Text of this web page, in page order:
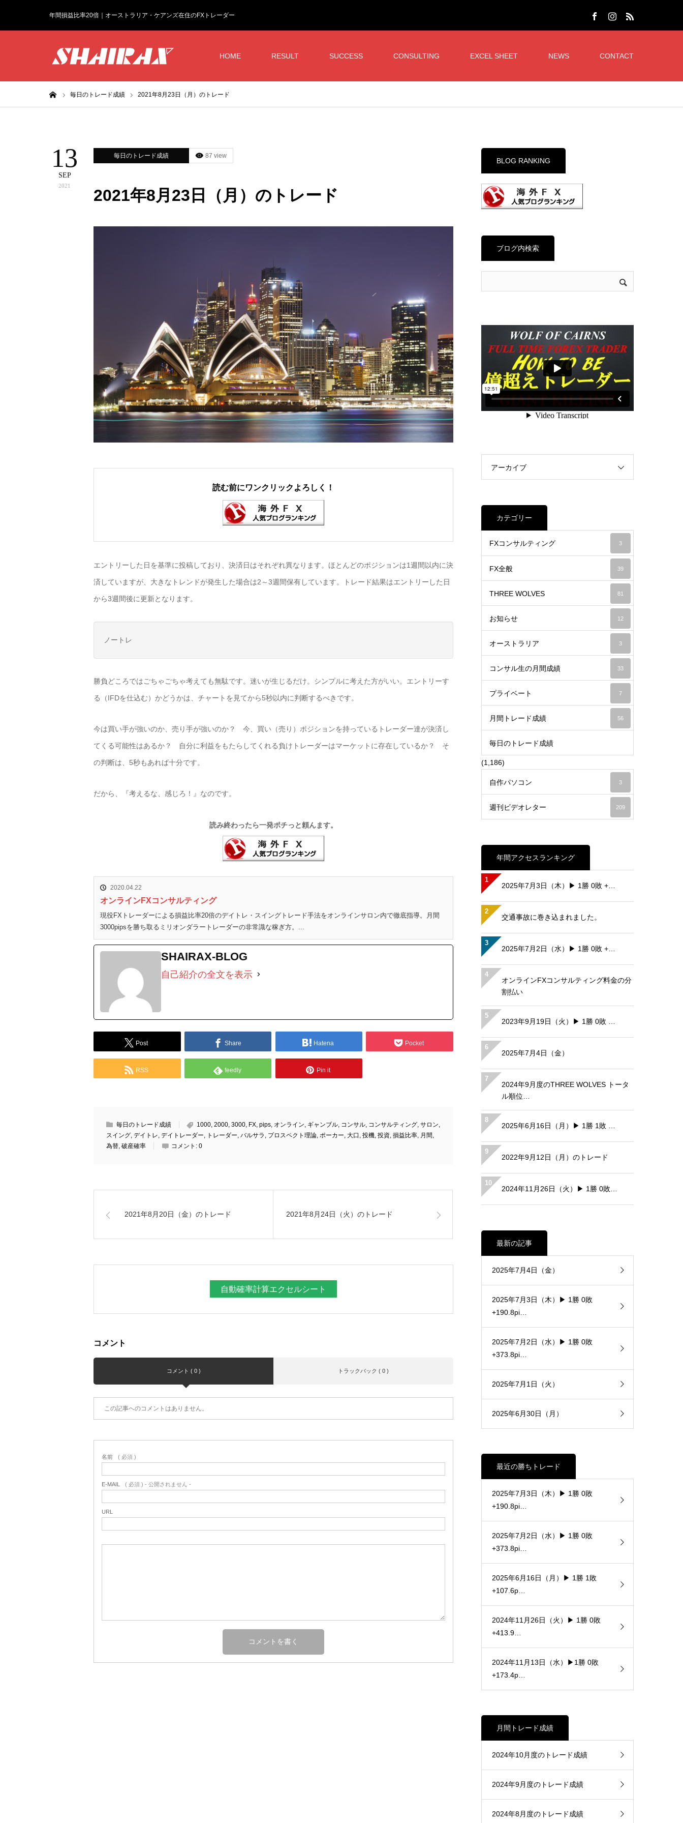
年間損益比率20倍｜オーストラリア・ケアンズ在住のFXトレーダー
HOME RESULT SUCCESS CONSULTING EXCEL SHEET NEWS CONTACT
毎日のトレード成績 2021年8月23日（月）のトレード
13
SEP
2021
毎日のトレード成績 87 view
2021年8月23日（月）のトレード
読む前にワンクリックよろしく！
エントリーした日を基準に投稿しており、決済日はそれぞれ異なります。ほとんどのポジションは1週間以内に決
済していますが、大きなトレンドが発生した場合は2～3週間保有しています。トレード結果はエントリーした日
から3週間後に更新となります。
ノートレ
勝負どころではごちゃごちゃ考えても無駄です。迷いが生じるだけ。シンプルに考えた方がいい。エントリーす
る（IFDを仕込む）かどうかは、チャートを見てから5秒以内に判断するべきです。
今は買い手が強いのか、売り手が強いのか？ 今、買い（売り）ポジションを持っているトレーダー達が決済し
てくる可能性はあるか？ 自分に利益をもたらしてくれる負けトレーダーはマーケットに存在しているか？ そ
の判断は、5秒もあれば十分です。
だから、『考えるな、感じろ！』なのです。
読み終わったら一発ポチっと頼んます。
2020.04.22
オンラインFXコンサルティング
現役FXトレーダーによる損益比率20倍のデイトレ・スイングトレード手法をオンラインサロン内で徹底指導。月間
3000pipsを勝ち取るミリオンダラートレーダーの非常識な稼ぎ方。...
SHAIRAX-BLOG
自己紹介の全文を表示
Post Share Hatena Pocket
RSS feedly Pin it
毎日のトレード成績 1000, 2000, 3000, FX, pips, オンライン, ギャンブル, コンサル, コンサルティング, サロン,
スイング, デイトレ, デイトレーダー, トレーダー, バルサラ , プロスペクト理論, ポーカー, 大口 , 投機, 投資, 損益比率, 月間,
為替, 破産確率 コメント: 0
2021年8月20日（金）のトレード 2021年8月24日（火）のトレード
自動確率計算エクセルシート
コメント
コメント ( 0 ) トラックバック ( 0 )
この記事へのコメントはありません。
名前 ( 必須 )
E-MAIL ( 必須 ) - 公開されません -
URL
BLOG RANKING
ブログ内検索
アーカイブ
カテゴリー
FXコンサルティング 3
FX全般 39
THREE WOLVES 81
お知らせ 12
オーストラリア 3
コンサル生の月間成績 33
プライベート 7
月間トレード成績 56
毎日のトレード成績
(1,186)
自作パソコン 3
週刊ビデオレター 209
年間アクセスランキング
1
2025年7月3日（木）▶ 1勝 0敗 +…
2
交通事故に巻き込まれました。
3
2025年7月2日（水）▶ 1勝 0敗 +…
4
オンラインFXコンサルティング料金の分
割払い
5
2023年9月19日（火）▶ 1勝 0敗 …
6
2025年7月4日（金）
7
2024年9月度のTHREE WOLVES トータ
ル順位…
8
2025年6月16日（月）▶ 1勝 1敗 …
9
2022年9月12日（月）のトレード
10
2024年11月26日（火）▶ 1勝 0敗…
最新の記事
2025年7月4日（金）
2025年7月3日（木）▶ 1勝 0敗
+190.8pi…
2025年7月2日（水）▶ 1勝 0敗
+373.8pi…
2025年7月1日（火）
2025年6月30日（月）
最近の勝ちトレード
2025年7月3日（木）▶ 1勝 0敗
+190.8pi…
2025年7月2日（水）▶ 1勝 0敗
+373.8pi…
2025年6月16日（月）▶ 1勝 1敗
+107.6p…
2024年11月26日（火）▶ 1勝 0敗
+413.9…
2024年11月13日（水）▶1勝 0敗
+173.4p…
月間トレード成績
2024年10月度のトレード成績
2024年9月度のトレード成績
2024年8月度のトレード成績